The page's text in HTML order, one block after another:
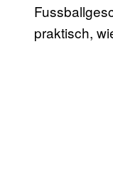
praktisch,